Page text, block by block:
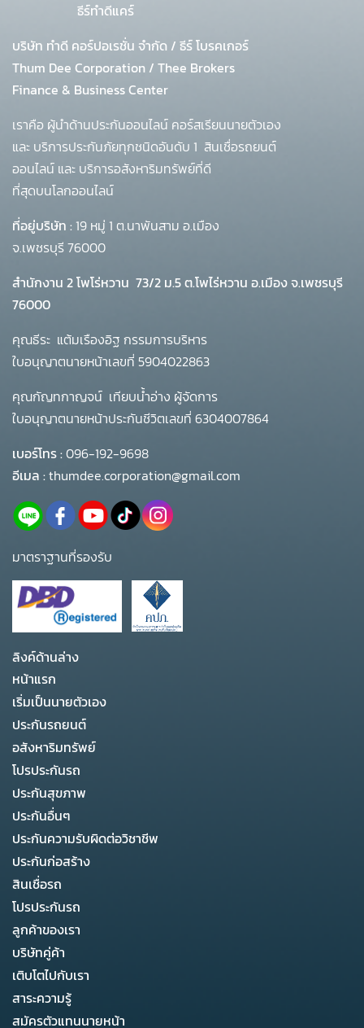
ธีร์ทำดีแคร์
บริษัท ทำดี คอร์ปอเรชั่น จำกัด / ธีร์ โบรคเกอร์
Thum Dee Corporation / Thee Brokers
Finance & Business Center
เราคือ ผู้นำด้านประกันออนไลน์ คอร์สเรียนนายตัวเอง
และ บริการประกันภัยทุกชนิดอันดับ 1 สินเชื่อรถยนต์
ออนไลน์ และ บริการอสังหาริมทรัพย์ที่ดี
ที่สุดบนโลกออนไลน์
ที่อยู่บริษัท : 19 หมู่ 1 ต.นาพันสาม อ.เมือง
จ.เพชรบุรี 76000
สำนักงาน 2 โพโร่หวาน 73/2 ม.5 ต.โพไร่หวาน อ.เมือง จ.เพชรบุรี
76000
คุณธีระ แต้มเรืองอิฐ กรรมการบริหาร
ใบอนุญาตนายหน้าเลขที่ 5904022863
คุณกัญทกาญจน์ เทียบน้ำอ่าง ผู้จัดการ
ใบอนุญาตนายหน้าประกันชีวิตเลขที่ 6304007864
เบอร์โทร :096-192-9698
อีเมล :thumdee.corporation@gmail.com
มาตราฐานที่รองรับ
ลิงค์ด้านล่าง
หน้าแรก
เริ่มเป็นนายตัวเอง
ประกันรถยนต์
อสังหาริมทรัพย์
โปรประกันรถ
ประกันสุขภาพ
ประกันอื่นๆ
ประกันความรับผิดต่อวิชาชีพ
ประกันก่อสร้าง
สินเชื่อรถ
โปรประกันรถ
ลูกค้าของเรา
บริษัทคู่ค้า
เติบโตไปกับเรา
สาระความรู้
สมัครตัวแทนนายหน้า